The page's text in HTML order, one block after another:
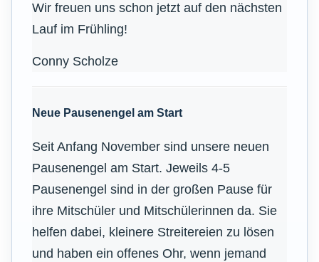
Wir freuen uns schon jetzt auf den nächsten
Lauf im Frühling!
Conny Scholze
Neue Pausenengel am Start
Seit Anfang November sind unsere neuen
Pausenengel am Start. Jeweils 4-5
Pausenengel sind in der großen Pause für
ihre Mitschüler und Mitschülerinnen da. Sie
helfen dabei, kleinere Streitereien zu lösen
und haben ein offenes Ohr, wenn jemand